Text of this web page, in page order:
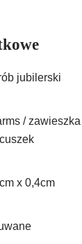
jubilerski
/
x 0,4cm